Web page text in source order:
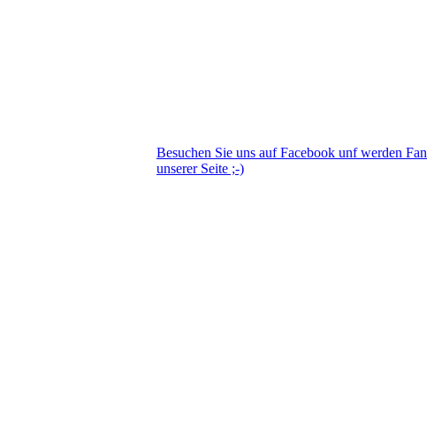
Besuchen Sie uns auf Facebook unf werden Fan
unserer Seite ;-)